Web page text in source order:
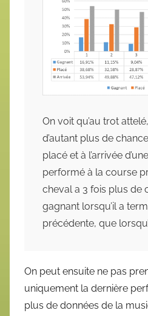
On voit qu’au trot
d’autant plus de
placé et à l’arrivée
performé à la course
cheval a 3 fois plus de
gagnant lorsqu’il a
précédente, que
On peut ensuite ne pas
uniquement la dernière
plus de données de la